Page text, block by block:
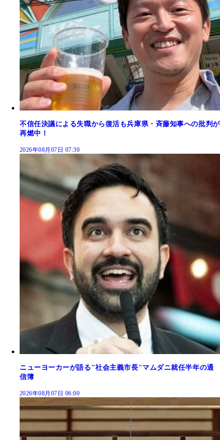
不信任決議による失職から復活も兵庫県・斉藤知事への批判が
再燃中！
2026年08月07日 07:30
ニューヨーカーが語る"社会主義市長"マムダニ就任半年の通
信簿
2026年08月07日 06:00